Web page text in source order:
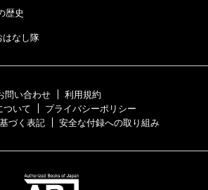
歴史
なし隊
問い合わせ
利用規約
ついて
プライバシーポリシー
づく表記
安全な付録への取り組み